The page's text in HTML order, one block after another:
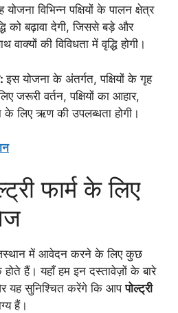
योजना विभिन्न पक्षियों के पालन क्षेत्र
को बढ़ावा देगी, जिससे बड़े और
वाक्यों की विविधता में वृद्धि होगी।
इस योजना के अंतर्गत, पक्षियों के गृह
जरूरी वर्तन, पक्षियों का आहार,
के लिए ऋण की उपलब्धता होगी।
फार्म के लिए
में आवेदन करने के लिए कुछ
हैं। यहाँ हम इन दस्तावेज़ों के बारे
यह सुनिश्चित करेंगे कि आपपोल्ट्री
हैं।